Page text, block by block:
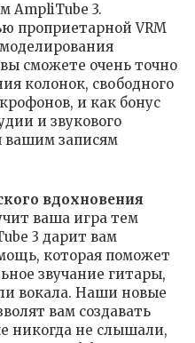
AmpliTube 3.
проприетарной VRM
сможете очень точно
колонок, свободного
и как бонус
и звукового
вашим записям
вдохновения
ваша игра тем
3 дарит вам
которая поможет
звучание гитары,
вокала. Наши новые
вам создавать
никогда не слышали,